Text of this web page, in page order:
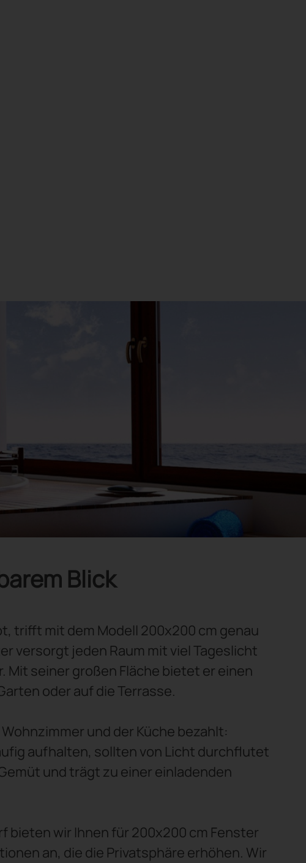
Blick
trifft mit dem Modell 200x200 cm genau
versorgt jeden Raum mit viel Tageslicht
Mit seiner großen Fläche bietet er einen
oder auf die Terrasse.
und der Küche bezahlt:
aufhalten, sollten von Licht durchflutet
und trägt zu einer einladenden
bieten wir Ihnen für 200x200 cm Fenster
an, die die Privatsphäre erhöhen. Wir